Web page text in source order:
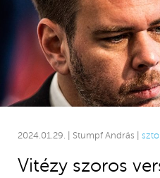
2024.01.29. | Stumpf András |
Vitézy szoros